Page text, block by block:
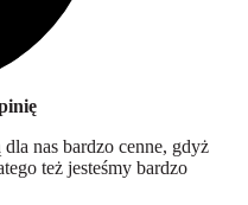
nas bardzo cenne, gdyż
też jesteśmy bardzo